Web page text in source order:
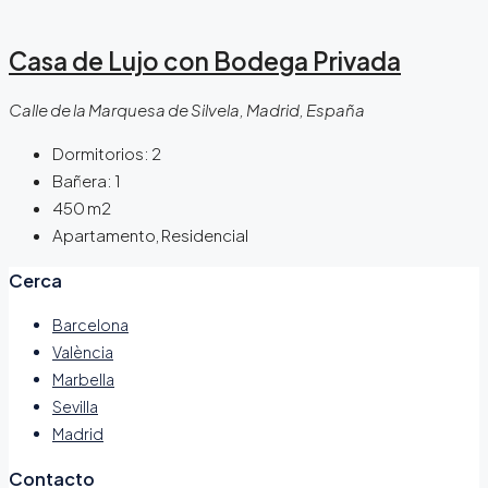
Casa de Lujo con Bodega Privada
Calle de la Marquesa de Silvela, Madrid, España
Dormitorios: 2
Bañera: 1
450 m2
Apartamento, Residencial
Cerca
Barcelona
València
Marbella
Sevilla
Madrid
Contacto